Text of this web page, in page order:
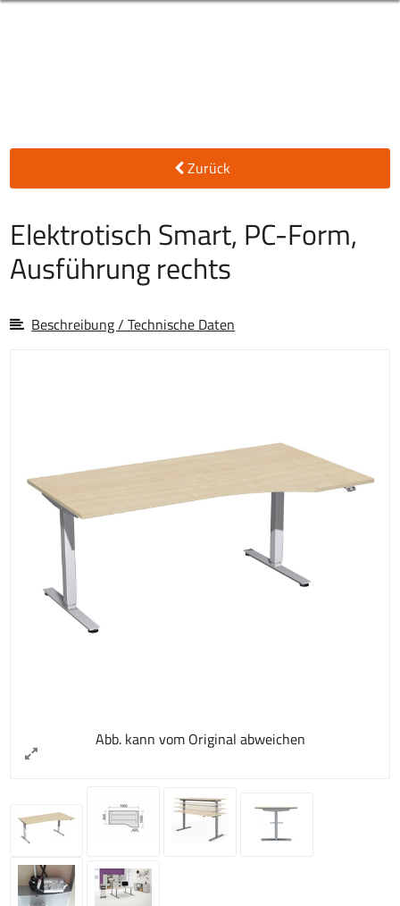
Zurück
Elektrotisch Smart, PC-Form,
Ausführung rechts
Beschreibung / Technische Daten
Abb. kann vom Original abweichen